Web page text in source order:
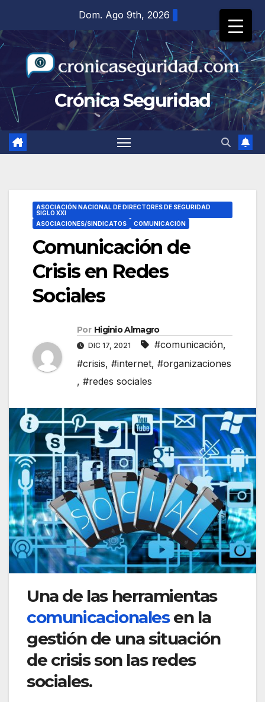
contenido
Dom. Ago 9th, 2026
Crónica Seguridad
ASOCIACIÓN NACIONAL DE DIRECTORES DE SEGURIDAD
SIGLO XXI
ASOCIACIONES/SINDICATOS
COMUNICACIÓN
Comunicación de
Crisis en Redes
Sociales
Por Higinio Almagro
DIC 17, 2021 #comunicación,
#crisis, #internet, #organizaciones
, #redes sociales
Una de las herramientas
comunicacionalesen la
gestión de una situación
de crisis son las redes
sociales.